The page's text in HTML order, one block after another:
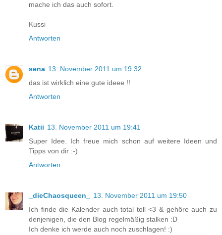
mache ich das auch sofort.
Kussi
Antworten
sena 13. November 2011 um 19:32
das ist wirklich eine gute ideee !!
Antworten
Katii 13. November 2011 um 19:41
Super Idee. Ich freue mich schon auf weitere Ideen und
Tipps von dir :-)
Antworten
_dieChaosqueen_
13. November 2011 um 19:50
Ich finde die Kalender auch total toll <3 & gehöre auch zu
denjenigen, die den Blog regelmäßig stalken :D
Ich denke ich werde auch noch zuschlagen! :)